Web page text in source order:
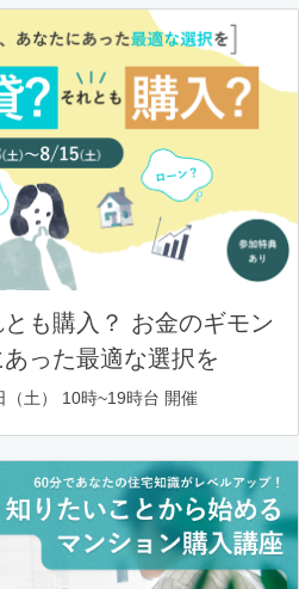
も購入？ お金のギモン
った最適な選択を
土） 10時~19時台 開催